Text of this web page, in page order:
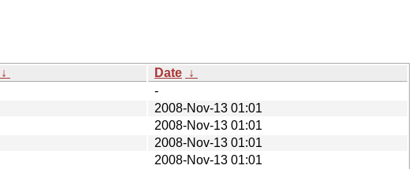
↓ Date ↓
-
2008-Nov-13 01:01
2008-Nov-13 01:01
2008-Nov-13 01:01
2008-Nov-13 01:01